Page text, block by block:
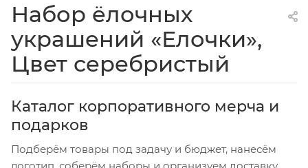
Набор ёлочных
украшений «Елочки»,
Цвет серебристый
Каталог корпоративного мерча и
подарков
Подберём товары под задачу и бюджет, нанесём